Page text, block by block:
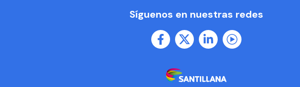
Síguenos en nuestras redes